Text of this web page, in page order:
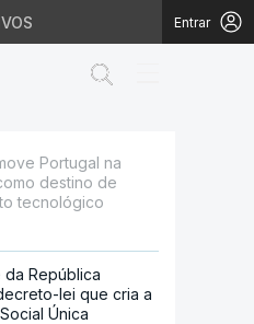
Entrar
Portugal na
destino de
tecnológico
da República
lei que cria a
Única